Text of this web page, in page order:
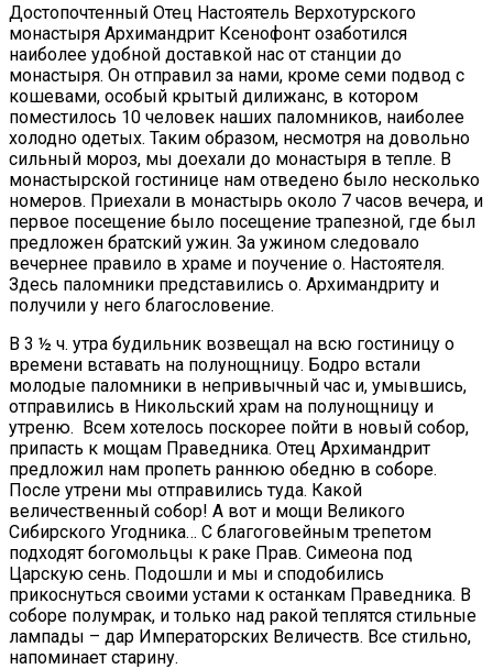
Достопочтенный Отец Настоятель Верхотурского
монастыря Архимандрит Ксенофонт озаботился
наиболее удобной доставкой нас от станции до
монастыря. Он отправил за нами, кроме семи подвод с
кошевами, особый крытый дилижанс, в котором
поместилось 10 человек наших паломников, наиболее
холодно одетых. Таким образом, несмотря на довольно
сильный мороз, мы доехали до монастыря в тепле. В
монастырской гостинице нам отведено было несколько
номеров. Приехали в монастырь около 7 часов вечера, и
первое посещение было посещение трапезной, где был
предложен братский ужин. За ужином следовало
вечернее правило в храме и поучение о. Настоятеля.
Здесь паломники представились о. Архимандриту и
получили у него благословение.
В 3 ½ ч. утра будильник возвещал на всю гостиницу о
времени вставать на полунощницу. Бодро встали
молодые паломники в непривычный час и, умывшись,
отправились в Никольский храм на полунощницу и
утреню. Всем хотелось поскорее пойти в новый собор,
припасть к мощам Праведника. Отец Архимандрит
предложил нам пропеть раннюю обедню в соборе.
После утрени мы отправились туда. Какой
величественный собор! А вот и мощи Великого
Сибирского Угодника… С благоговейным трепетом
подходят богомольцы к раке Прав. Симеона под
Царскую сень. Подошли и мы и сподобились
прикоснуться своими устами к останкам Праведника. В
соборе полумрак, и только над ракой теплятся стильные
лампады – дар Императорских Величеств. Все стильно,
напоминает старину.